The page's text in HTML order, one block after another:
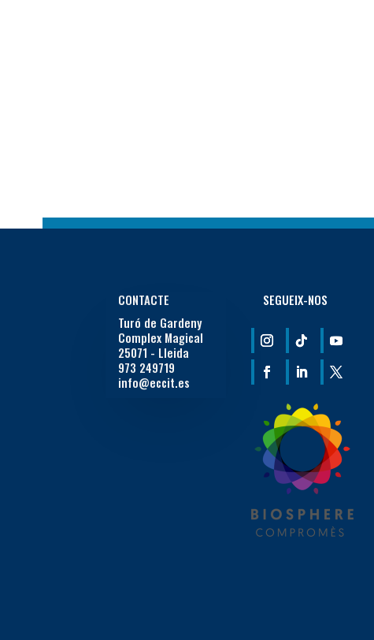
CONTACTE
Turó de Gardeny
Complex Magical
25071 - Lleida
973 249719
info@eccit.es
SEGUEIX-NOS